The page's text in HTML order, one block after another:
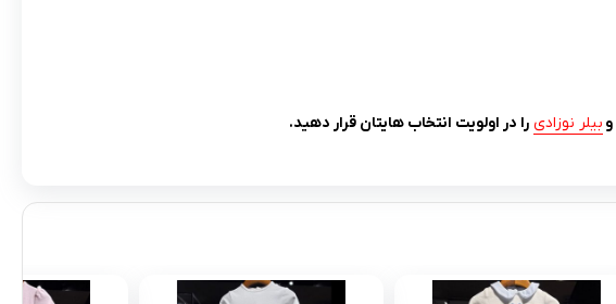
و بیلر نوزادی را در اولویت انتخاب هایتان قرار دهید.